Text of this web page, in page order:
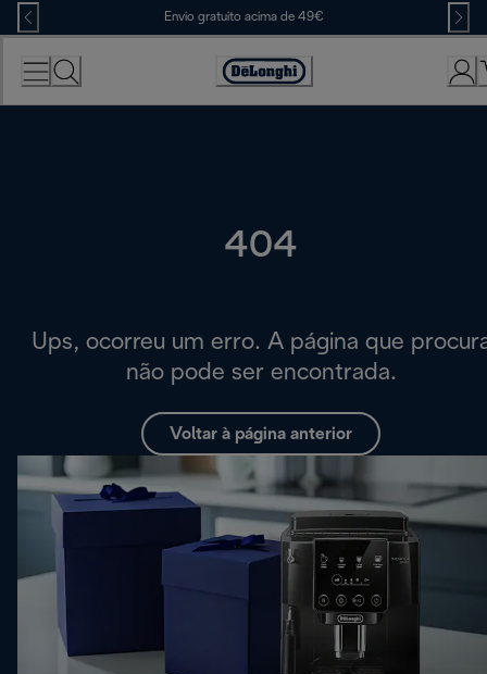
Skip
to
Content
Envio gratuito acima de 49€
Accessibility
Statement
404
Ups, ocorreu um erro. A página que
não pode ser encontrada.
Voltar à página anterior